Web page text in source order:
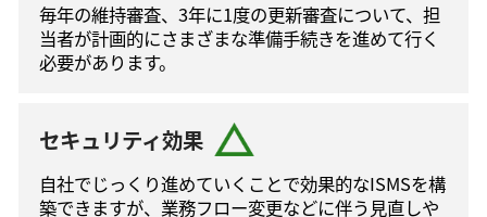
毎年の維持審査、3年に1度の更新審査について、担
当者が計画的にさまざまな準備手続きを進めて⾏く
必要があります。
セキュリティ効果
自社でじっくり進めていくことで効果的なISMSを構
築できますが、業務フロー変更などに伴う⾒直しや